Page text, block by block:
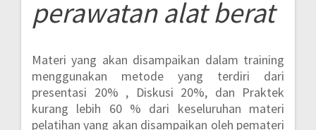
perawatan alat berat
Materi yang akan disampaikan dalam training
menggunakan metode yang terdiri dari
presentasi 20% , Diskusi 20%, dan Praktek
kurang lebih 60 % dari keseluruhan materi
pelatihan yang akan disampaikan oleh pemateri